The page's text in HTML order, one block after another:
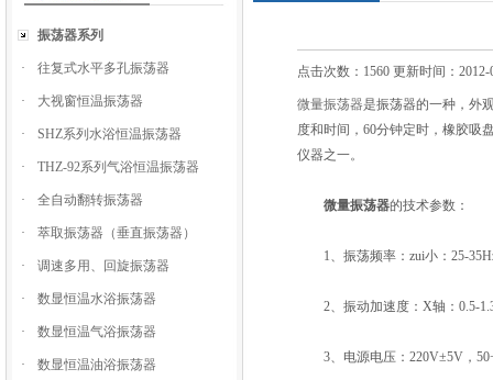
振荡器系列
· 往复式水平多孔振荡器
· 大视窗恒温振荡器
· SHZ系列水浴恒温振荡器
· THZ-92系列气浴恒温振荡器
· 全自动翻转振荡器
· 萃取振荡器（垂直振荡器）
· 调速多用、回旋振荡器
· 数显恒温水浴振荡器
· 数显恒温气浴振荡器
· 数显恒温油浴振荡器
点击次数：1560 更新时间：2012-
微量振荡器是振荡器的一种，外
度和时间，60分钟定时，橡胶吸
仪器之一。
微量振荡器的技术参数：
1、振荡频率：zui小：25-
2、振动加速度：X轴：0.5-
3、电源电压：220V±5V，